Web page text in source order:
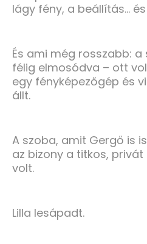
lágy fény, a beállítás…
És ami még rosszabb:
félig elmosódva – ott
egy fényképezőgép és
állt.
A szoba, amit Gergő is
az bizony a titkos,
volt.
Lilla lesápadt.